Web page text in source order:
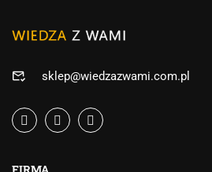
sklep@wiedzazwami.com.pl